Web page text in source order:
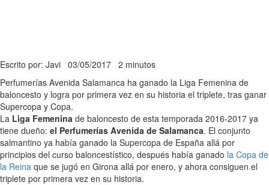
Escrito por: Javi 03/05/2017 2 minutos
Perfumerías Avenida Salamanca ha ganado la Liga Femenina de
baloncesto y logra por primera vez en su historia el triplete, tras ganar
Supercopa y Copa.
La Liga Femenina de baloncesto de esta temporada 2016-2017 ya
tiene dueño: el Perfumerías Avenida de Salamanca. El conjunto
salmantino ya había ganado la Supercopa de España allá por
principios del curso baloncestístico, después había ganado la Copa de
la Reina que se jugó en Girona allá por enero, y ahora consiguen el
triplete por primera vez en su historia.